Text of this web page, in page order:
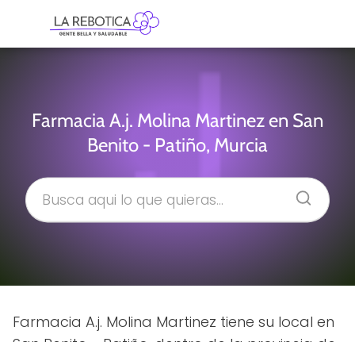
Farmacia A.j. Molina Martinez en San
Benito - Patiño, Murcia
Farmacia A.j. Molina Martinez tiene su local en